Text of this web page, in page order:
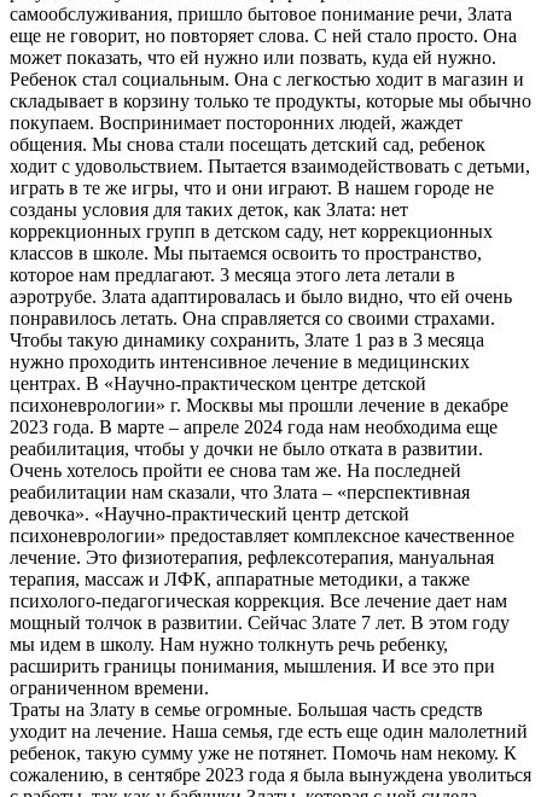
самообслуживания, пришло бытовое понимание речи, Злата
еще не говорит, но повторяет слова. С ней стало просто. Она
может показать, что ей нужно или позвать, куда ей нужно.
Ребенок стал социальным. Она с легкостью ходит в магазин и
складывает в корзину только те продукты, которые мы обычно
покупаем. Воспринимает посторонних людей, жаждет
общения. Мы снова стали посещать детский сад, ребенок
ходит с удовольствием. Пытается взаимодействовать с детьми,
играть в те же игры, что и они играют. В нашем городе не
созданы условия для таких деток, как Злата: нет
коррекционных групп в детском саду, нет коррекционных
классов в школе. Мы пытаемся освоить то пространство,
которое нам предлагают. 3 месяца этого лета летали в
аэротрубе. Злата адаптировалась и было видно, что ей очень
понравилось летать. Она справляется со своими страхами.
Чтобы такую динамику сохранить, Злате 1 раз в 3 месяца
нужно проходить интенсивное лечение в медицинских
центрах. В «Научно-практическом центре детской
психоневрологии» г. Москвы мы прошли лечение в декабре
2023 года. В марте – апреле 2024 года нам необходима еще
реабилитация, чтобы у дочки не было отката в развитии.
Очень хотелось пройти ее снова там же. На последней
реабилитации нам сказали, что Злата – «перспективная
девочка». «Научно-практический центр детской
психоневрологии» предоставляет комплексное качественное
лечение. Это физиотерапия, рефлексотерапия, мануальная
терапия, массаж и ЛФК, аппаратные методики, а также
психолого-педагогическая коррекция. Все лечение дает нам
мощный толчок в развитии. Сейчас Злате 7 лет. В этом году
мы идем в школу. Нам нужно толкнуть речь ребенку,
расширить границы понимания, мышления. И все это при
ограниченном времени.
Траты на Злату в семье огромные. Большая часть средств
уходит на лечение. Наша семья, где есть еще один малолетний
ребенок, такую сумму уже не потянет. Помочь нам некому. К
сожалению, в сентябре 2023 года я была вынуждена уволиться